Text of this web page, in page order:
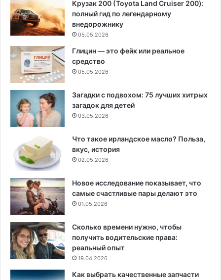
Крузак 200 (Toyota Land Cruiser 200):
полный гид по легендарному
внедорожнику
05.05.2026
Глицин — это фейк или реальное
средство
05.05.2026
Загадки с подвохом: 75 лучших хитрых
загадок для детей
03.05.2026
Что такое ирландское масло? Польза,
вкус, история
02.05.2026
Новое исследование показывает, что
самые счастливые пары делают это
01.05.2026
Сколько времени нужно, чтобы
получить водительские права:
реальный опыт
19.04.2026
Как выбрать качественные запчасти